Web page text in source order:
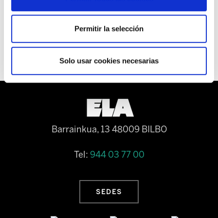
Permitir la selección
Solo usar cookies necesarias
que sepamos con seguridad en qué situación jurídica se quedan estos
Barrainkua, 13 48009 BILBO
Tel: 944 03 77 00
SEDES